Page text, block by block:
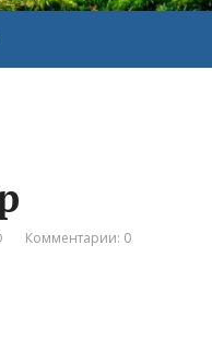
Комментарии: 0